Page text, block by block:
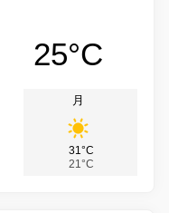
25°C
月
31°C
21°C